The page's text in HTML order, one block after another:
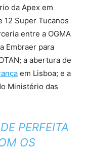
da Apex em
12 Super Tucanos
entre a OGMA
Embraer para
a abertura de
em Lisboa; e a
Ministério das
PERFEITA
OS